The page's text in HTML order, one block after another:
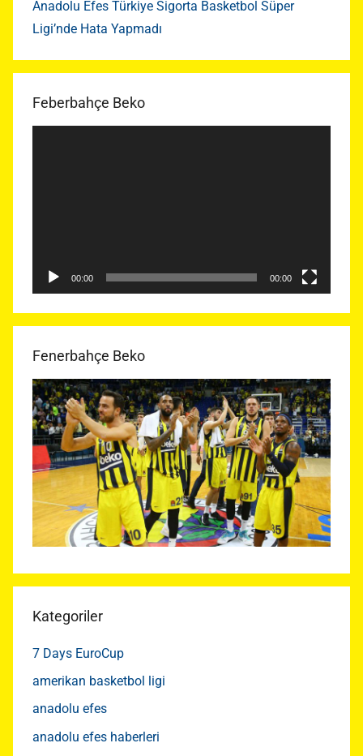
Anadolu Efes Türkiye Sigorta Basketbol Süper
Ligi’nde Hata Yapmadı
Feberbahçe Beko
00:00 00:00
Fenerbahçe Beko
Kategoriler
7 Days EuroCup
amerikan basketbol ligi
anadolu efes
anadolu efes haberleri